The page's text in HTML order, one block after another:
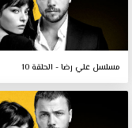
مسلسل علي رضا - الحلقة 10